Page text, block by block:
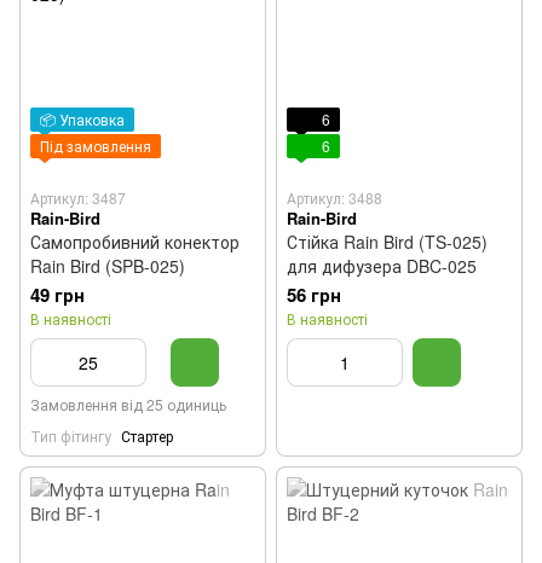
📦 Упаковка
Під замовлення
Артикул: 3487
Rain-Bird
Самопробивний конектор
Rain Bird (SPB-025)
49 грн
В наявності
Замовлення від 25 одиниць
Тип фітингу Стартер
6
6
Артикул: 3488
Rain-Bird
Стійка Rain Bird (TS-025)
для дифузера DBC-025
56 грн
В наявності